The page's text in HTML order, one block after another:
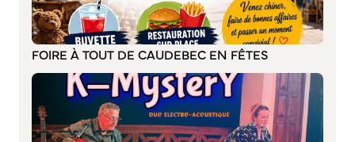
FOIRE À TOUT DE CAUDEBEC EN FÊTES
Espace Bourvil
Médiathèque Boris Vian
Studio Gainsbourg
Vie associative
Attribution de subventions